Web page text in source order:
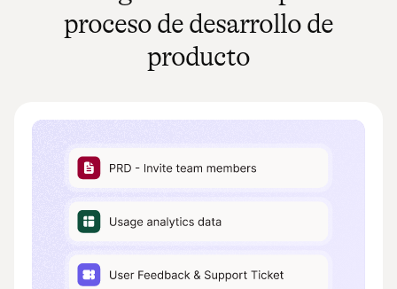
proceso de desarrollo de
producto